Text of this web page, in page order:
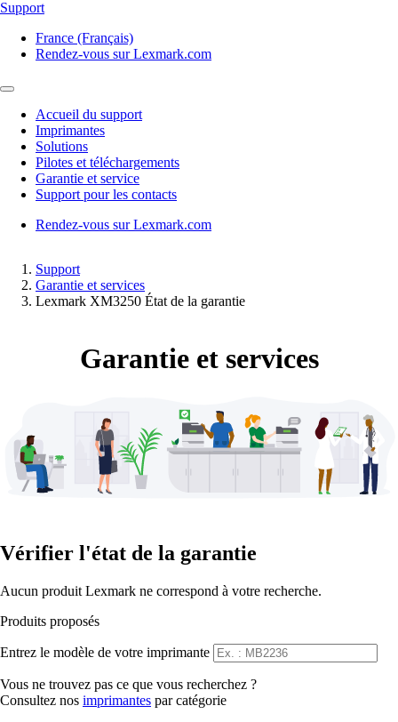
Support
France (Français)
Rendez-vous sur Lexmark.com
Accueil du support
Imprimantes
Solutions
Pilotes et téléchargements
Garantie et service
Support pour les contacts
Rendez-vous sur Lexmark.com
Support
Garantie et services
Lexmark XM3250 État de la garantie
Garantie et services
Vérifier l'état de la garantie
Aucun produit Lexmark ne correspond à votre recherche.
Produits proposés
Entrez le modèle de votre imprimante
Vous ne trouvez pas ce que vous recherchez ?
Consultez nos imprimantes par catégorie